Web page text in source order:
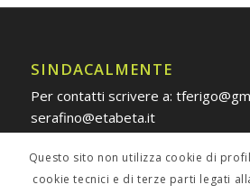
SINDACALMENTE
Per contatti scrivere a:
serafino@etabeta.it
Questo sito non utilizza cookie di
cookie tecnici e di terze parti legati